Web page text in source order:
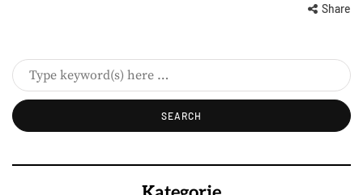
Share